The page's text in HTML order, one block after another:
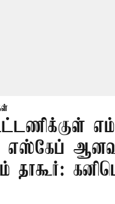
எஸ்கேப்
தாகூர்: